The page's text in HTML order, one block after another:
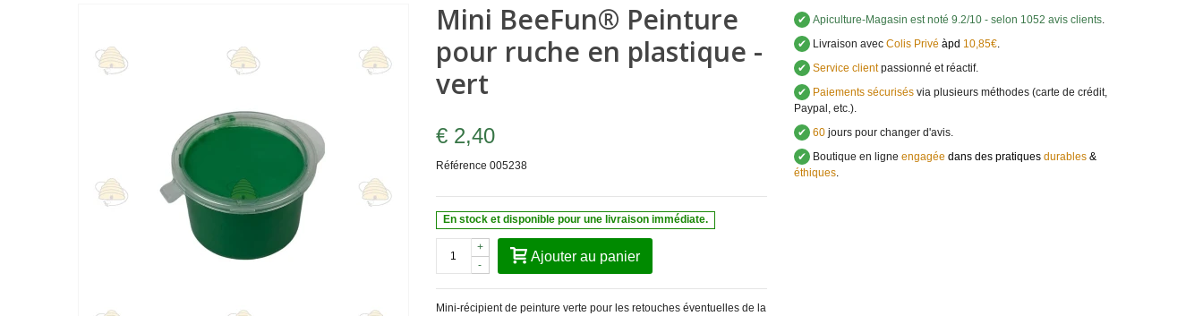
Mini BeeFun® Peinture
pour ruche en plastique -
vert
€ 2,40
Référence 005238
En stock et disponible pour une livraison immédiate.
-
+
Ajouter au panier
Mini-récipient de peinture verte pour les retouches éventuelles de la
✔ Apiculture-Magasin est noté 9.2/10 - selon 1052 avis clients.
✔ Livraison avecColis Privé àpd 10,85€.
✔ Service clientpassionné et réactif.
✔ Paiements sécurisésvia plusieurs méthodes (carte de crédit,
Paypal, etc.).
✔ 60jours pour changer d'avis.
✔ Boutique en ligne engagée dans des pratiques durables&
éthiques.